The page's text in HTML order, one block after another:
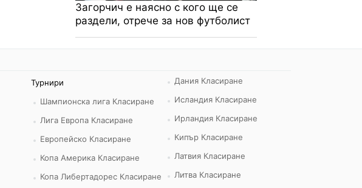
Загорчич е наясно с кого ще се
раздели, отрече за нов футболист
Турнири
Шампионска лига Класиране
Лига Европа Класиране
Европейско Класиране
Копа Америка Класиране
Копа Либертадорес Класиране
Дания Класиране
Исландия Класиране
Ирландия Класиране
Кипър Класиране
Латвия Класиране
Литва Класиране